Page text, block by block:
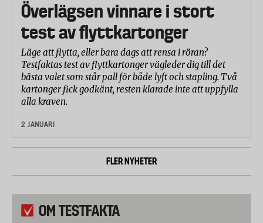
Överlägsen vinnare i stort
test av flyttkartonger
Läge att flytta, eller bara dags att rensa i röran?
Testfaktas test av flyttkartonger vägleder dig till det
bästa valet som står pall för både lyft och stapling. Två
kartonger fick godkänt, resten klarade inte att uppfylla
alla kraven.
2 JANUARI
FLER NYHETER
OM TESTFAKTA